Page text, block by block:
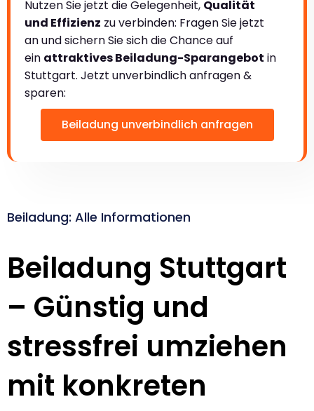
Nutzen Sie jetzt die Gelegenheit, Qualität
und Effizienz zu verbinden: Fragen Sie jetzt
an und sichern Sie sich die Chance auf
ein attraktives Beiladung-Sparangebot in
Stuttgart. Jetzt unverbindlich anfragen &
sparen:
Beiladung unverbindlich anfragen
Beiladung: Alle Informationen
Beiladung Stuttgart
– Günstig und
stressfrei umziehen
mit konkreten